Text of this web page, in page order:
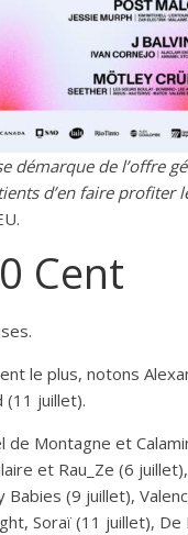
démarque de l’offre
d’en faire profiter
Cent
le plus, notons
(11 juillet).
Montagne et
et Rau_Ze (6
(9 juillet),
Soraï (11 juillet),